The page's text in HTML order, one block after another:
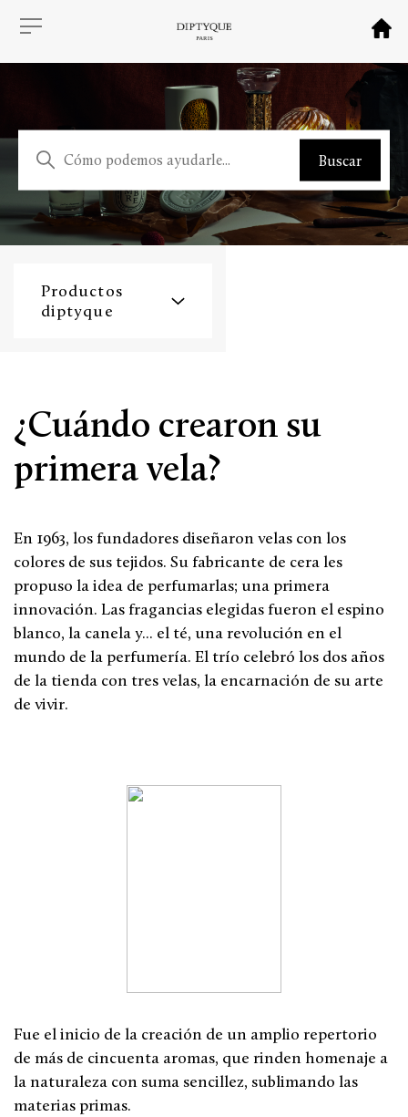
Productos
diptyque
¿Cuándo crearon su
primera vela?
En 1963, los fundadores diseñaron velas con los
colores de sus tejidos. Su fabricante de cera les
propuso la idea de perfumarlas; una primera
innovación. Las fragancias elegidas fueron el espino
blanco, la canela y... el té, una revolución en el
mundo de la perfumería. El trío celebró los dos años
de la tienda con tres velas, la encarnación de su arte
de vivir.
Fue el inicio de la creación de un amplio repertorio
de más de cincuenta aromas, que rinden homenaje a
la naturaleza con suma sencillez, sublimando las
materias primas.